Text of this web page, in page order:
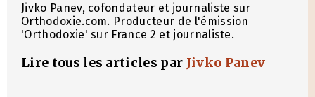
Jivko Panev, cofondateur et journaliste sur
Orthodoxie.com. Producteur de l'émission
'Orthodoxie' sur France 2 et journaliste.
Lire tous les articles par Jivko Panev